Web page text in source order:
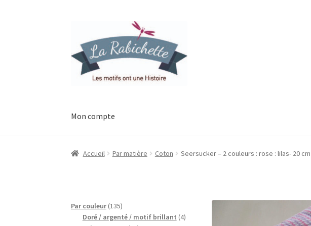
la
navigation
contenu
Mon compte
Accueil Contact Ma liste de souhaits Mon espace My Account Paiement
Accueil Par matière Coton Seersucker – 2 couleurs : rose : lilas- 20 cm
Par couleur 135135
produits
Doré / argenté / motif brillant 44